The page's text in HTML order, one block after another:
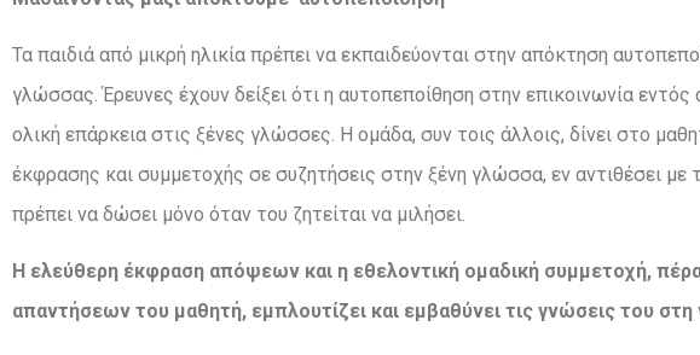
Τα παιδιά από μικρή ηλικία πρέπει να εκπαιδεύονται στην απόκτηση
γλώσσας. Έρευνες έχουν δείξει ότι η αυτοπεποίθηση στην επικοινωνία
ολική επάρκεια στις ξένες γλώσσες. Η ομάδα, συν τοις άλλοις, δίνει στο
έκφρασης και συμμετοχής σε συζητήσεις στην ξένη γλώσσα, εν αντιθέσει με
πρέπει να δώσει μόνο όταν του ζητείται να μιλήσει.
H ελεύθερη έκφραση απόψεων και η εθελοντική ομαδική συμμετοχή,
απαντήσεων του μαθητή, εμπλουτίζει και εμβαθύνει τις γνώσεις του στη